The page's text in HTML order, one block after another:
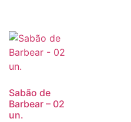
Sabão de
Barbear – 02
un.